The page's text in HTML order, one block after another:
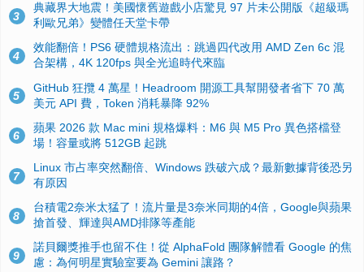
3
典藏界大地震！美國懷舊遊戲小店驚見 97 片未公開版《超級瑪
利歐兄弟》變體任天堂卡帶
4
效能翻倍！PS6 硬體規格流出：跳過四代改用 AMD Zen 6c 混
合架構，4K 120fps 與全光追時代來臨
5
GitHub 狂攬 4 萬星！Headroom 開源工具幫開發者省下 70 萬
美元 API 費，Token 消耗暴降 92%
6
蘋果 2026 款 Mac mini 規格爆料：M6 與 M5 Pro 異色搭檔登
場！容量或將 512GB 起跳
7
Linux 市占率突然翻倍、Windows 跌破六成？最新數據背後恐另
有原因
8
台積電2奈米太猛了！流片量是3奈米同期的4倍，Google與蘋果
搶首發、輝達與AMD排隊等產能
9
諾貝爾獎推手也留不住！從 AlphaFold 團隊解體看 Google 的焦
慮：為何明星實驗室要為 Gemini 讓路？